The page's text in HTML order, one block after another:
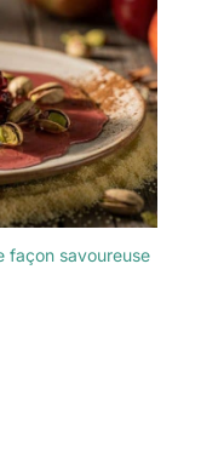
façon savoureuse